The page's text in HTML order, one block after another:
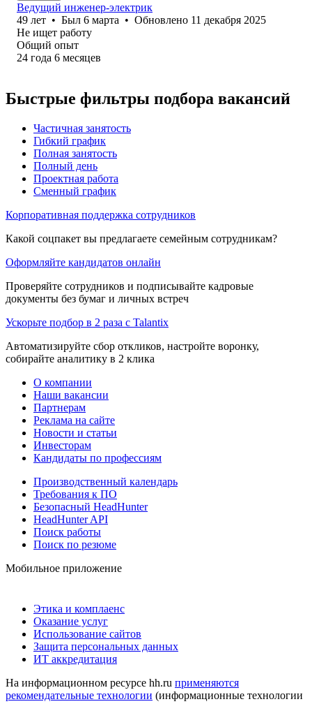
Ведущий инженер-электрик
49 лет • Был 6 марта • Обновлено 11 декабря 2025
Не ищет работу
Общий опыт
24 года 6 месяцев
Быстрые фильтры подбора вакансий
Частичная занятость
Гибкий график
Полная занятость
Полный день
Проектная работа
Сменный график
Корпоративная поддержка сотрудников
Какой соцпакет вы предлагаете семейным сотрудникам?
Оформляйте кандидатов онлайн
Проверяйте сотрудников и подписывайте кадровые
документы без бумаг и личных встреч
Ускорьте подбор в 2 раза с Talantix
Автоматизируйте сбор откликов, настройте воронку,
собирайте аналитику в 2 клика
О компании
Наши вакансии
Партнерам
Реклама на сайте
Новости и статьи
Инвесторам
Кандидаты по профессиям
Производственный календарь
Требования к ПО
Безопасный HeadHunter
HeadHunter API
Поиск работы
Поиск по резюме
Мобильное приложение
Этика и комплаенс
Оказание услуг
Использование сайтов
Защита персональных данных
ИТ аккредитация
На информационном ресурсе hh.ru применяются
рекомендательные технологии (информационные технологии